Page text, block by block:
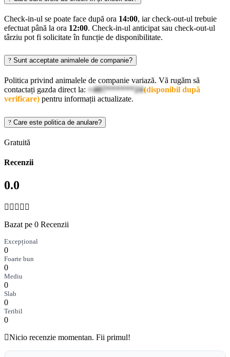
Check-in-ul se poate face după ora 14:00, iar check-out-ul trebuie
efectuat până la ora 12:00. Check-in-ul anticipat sau check-out-ul
târziu pot fi solicitate în funcție de disponibilitate.
Sunt acceptate animalele de companie?
Politica privind animalele de companie variază. Vă rugăm să
contactați gazda direct la: +407******24(disponibil după
verificare) pentru informații actualizate.
Care este politica de anulare?
Gratuită
Recenzii
0.0
Bazat pe 0 Recenzii
Excepțional
0
Foarte bun
0
Mediu
0
Slab
0
Teribil
0
Nicio recenzie momentan. Fii primul!